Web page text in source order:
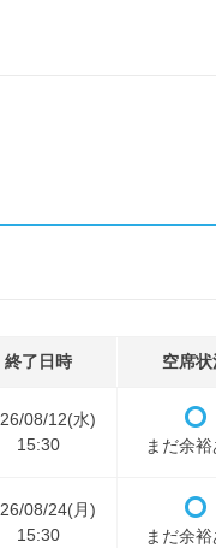
終了日時 空席状
08/12(水)
15:30
まだ余
08/24(月)
15:30
まだ余